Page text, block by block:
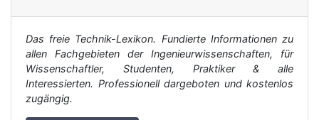
Das freie Technik-Lexikon. Fundierte Informationen zu
allen Fachgebieten der Ingenieurwissenschaften, für
Wissenschaftler, Studenten, Praktiker & alle
Interessierten. Professionell dargeboten und kostenlos
zugängig.